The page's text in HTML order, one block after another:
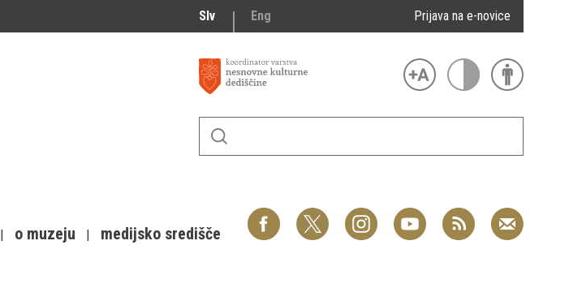
Slv Eng Prijava na e-novice
o muzeju medijsko središče